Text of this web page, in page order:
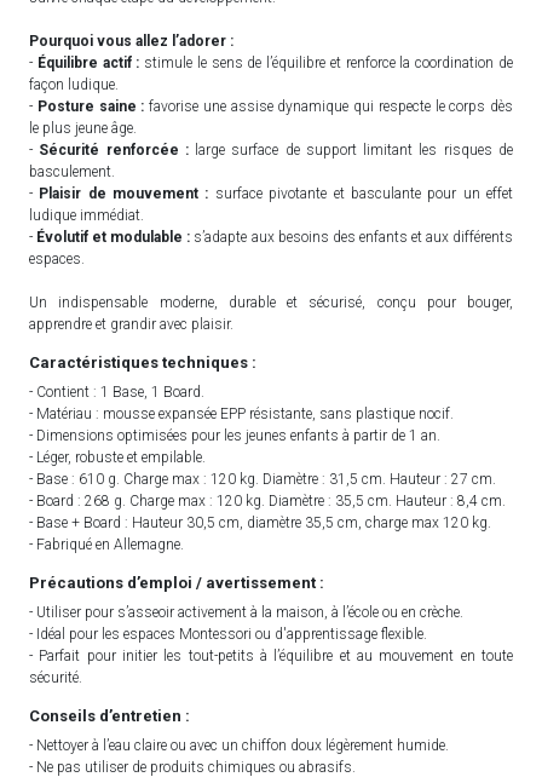
Pourquoi vous allez l’adorer :
- Équilibre actif : stimule le sens de l’équilibre et renforce la coordination de
façon ludique.
- Posture saine : favorise une assise dynamique qui respecte le corps dès
le plus jeune âge.
- Sécurité renforcée :large surface de support limitant les risques de
basculement.
- Plaisir de mouvement : surface pivotante et basculante pour un effet
ludique immédiat.
- Évolutif et modulable : s’adapte aux besoins des enfants et aux différents
espaces.
Un indispensable moderne, durable et sécurisé, conçu pour bouger,
apprendre et grandir avec plaisir.
Caractéristiques techniques :
- Contient : 1 Base, 1 Board.
- Matériau : mousse expansée EPP résistante, sans plastique nocif.
- Dimensions optimisées pour les jeunes enfants à partir de 1 an.
- Léger, robuste et empilable.
- Base : 610 g. Charge max : 120 kg. Diamètre : 31,5 cm. Hauteur : 27 cm.
- Board : 268 g. Charge max : 120 kg. Diamètre : 35,5 cm. Hauteur : 8,4 cm.
- Base + Board : Hauteur 30,5 cm, diamètre 35,5 cm, charge max 120 kg.
- Fabriqué en Allemagne.
Précautions d’emploi / avertissement :
- Utiliser pour s’asseoir activement à la maison, à l’école ou en crèche.
- Idéal pour les espaces Montessori ou d'apprentissage flexible.
- Parfait pour initier les tout-petits à l’équilibre et au mouvement en toute
sécurité.
Conseils d’entretien :
- Nettoyer à l’eau claire ou avec un chiffon doux légèrement humide.
- Ne pas utiliser de produits chimiques ou abrasifs.